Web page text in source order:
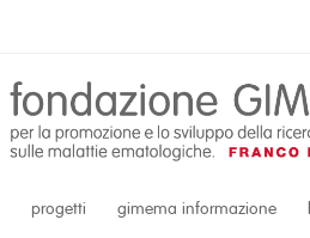
progetti gimema informazione